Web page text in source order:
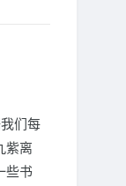
们每
紫离
些书